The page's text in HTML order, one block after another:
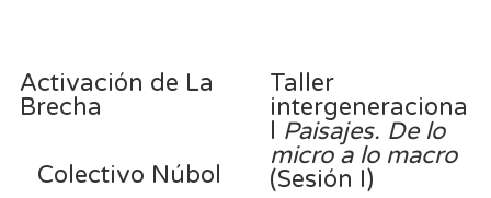
Activación de La
Brecha
Colectivo Núbol
Taller
intergeneraciona
l Paisajes. De lo
micro a lo macro
(Sesión I)